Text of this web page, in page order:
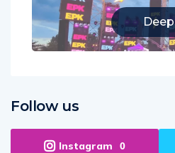
Deep
Follow us
Instagram 0